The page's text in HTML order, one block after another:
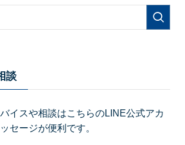
談
イスや相談はこちらのLINE公式アカ
セージが便利です。